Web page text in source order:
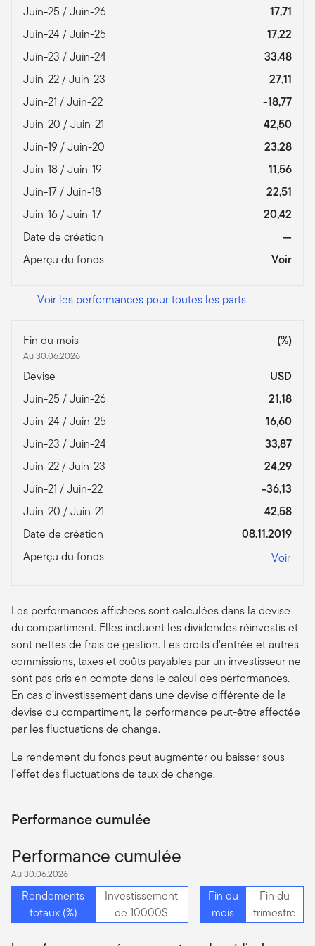
Juin-25 / Juin-26
17,71
Juin-24 / Juin-25
17,22
Juin-23 / Juin-24
33,48
Juin-22 / Juin-23
27,11
Juin-21 / Juin-22
-18,77
Juin-20 / Juin-21
42,50
Juin-19 / Juin-20
23,28
Juin-18 / Juin-19
11,56
Juin-17 / Juin-18
22,51
Juin-16 / Juin-17
20,42
Date de création
—
Aperçu du fonds
Voir
Voir les performances pour toutes les parts
Fin du mois
Au 30.06.2026
(%)
Devise
USD
Juin-25 / Juin-26
21,18
Juin-24 / Juin-25
16,60
Juin-23 / Juin-24
33,87
Juin-22 / Juin-23
24,29
Juin-21 / Juin-22
-36,13
Juin-20 / Juin-21
42,58
Date de création
08.11.2019
Aperçu du fonds
Voir
Les performances affichées sont calculées dans la devise
du compartiment. Elles incluent les dividendes réinvestis et
sont nettes de frais de gestion. Les droits d’entrée et autres
commissions, taxes et coûts payables par un investisseur ne
sont pas pris en compte dans le calcul des performances.
En cas d’investissement dans une devise différente de la
devise du compartiment, la performance peut-être affectée
par les fluctuations de change.
Le rendement du fonds peut augmenter ou baisser sous
l’effet des fluctuations de taux de change.
Performance cumulée
Performance cumulée
Au 30.06.2026
Rendements
totaux (%)
Investissement
de 10000$
Fin du
mois
Fin du
trimestre